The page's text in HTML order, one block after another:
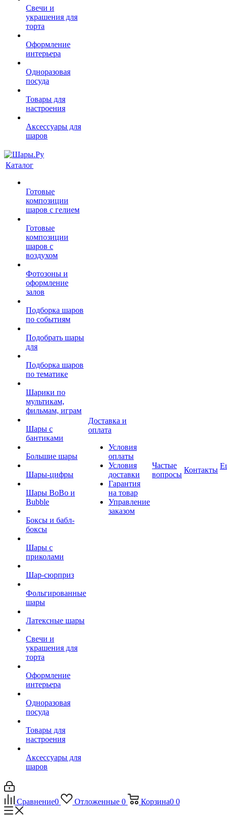
Свечи и
украшения для
торта
Оформление
интерьера
Одноразовая
посуда
Товары для
настроения
Аксессуары для
шаров
Каталог
Готовые
композиции
шаров с гелием
Готовые
композиции
шаров с
воздухом
Фотозоны и
оформление
залов
Подборка шаров
по событиям
Подобрать шары
для
Подборка шаров
по тематике
Шарики по
мультикам,
фильмам, играм
Шары с
бантиками
Большие шары
Шары-цифры
Шары BoBo и
Bubble
Боксы и бабл-
боксы
Шары с
приколами
Шар-сюрприз
Фольгированные
шары
Латексные шары
Свечи и
украшения для
торта
Оформление
интерьера
Одноразовая
посуда
Товары для
настроения
Аксессуары для
шаров
Доставка и
оплата
Условия
оплаты
Условия
доставки
Гарантия
на товар
Управление
заказом
Частые
вопросы
Контакты
Сравнение0 Отложенные 0 Корзина0 0